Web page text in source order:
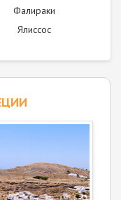
Фалираки
Ялисcос